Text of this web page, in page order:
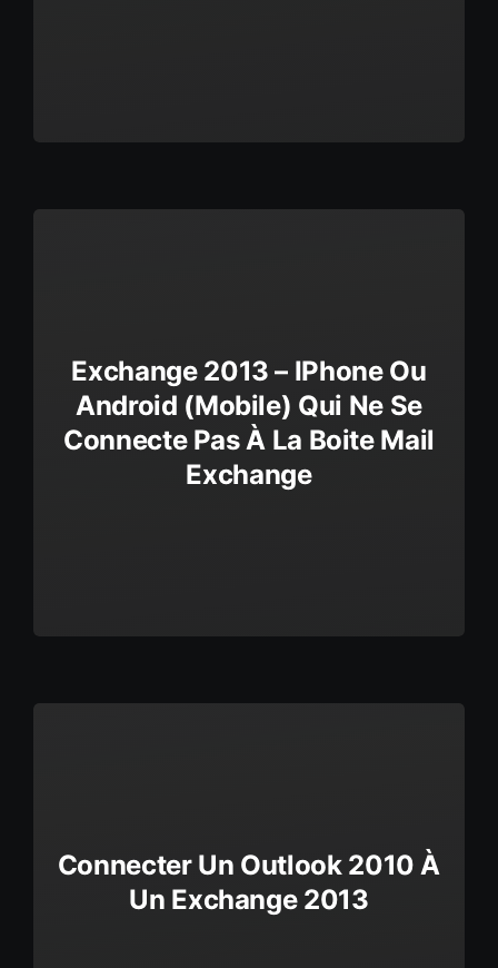
Exchange 2013 – IPhone Ou
Android (mobile) Qui Ne Se
Connecte Pas À La Boite Mail
Exchange
Connecter Un Outlook 2010 À
Un Exchange 2013